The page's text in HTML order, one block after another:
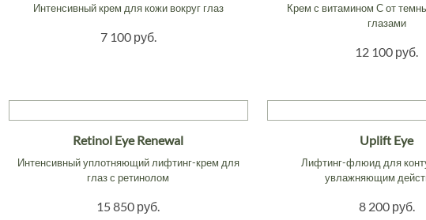
Интенсивный крем для кожи вокруг глаз
7 100 руб.
Крем с витамином С от
глазами
12 100 руб.
Retinol Eye Renewal
Интенсивный уплотняющий лифтинг-крем для
глаз с ретинолом
15 850 руб.
Uplift Eye
Лифтинг-флюид для
увлажняющим
8 200 руб.